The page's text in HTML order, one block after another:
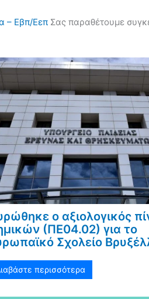
– Εβπ/Εεπ Σας παραθέτουμε
ο αξιολογικός
(ΠΕ04.02) για το
Σχολείο
περισσότερα